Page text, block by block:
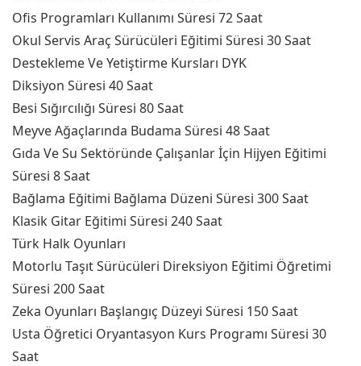
Ofis Programları Kullanımı Süresi 72 Saat
Okul Servis Araç Sürücüleri Eğitimi Süresi 30 Saat
Destekleme Ve Yetiştirme Kursları DYK
Diksiyon Süresi 40 Saat
Besi Sığırcılığı Süresi 80 Saat
Meyve Ağaçlarında Budama Süresi 48 Saat
Gıda Ve Su Sektöründe Çalışanlar İçin Hijyen Eğitimi
Süresi 8 Saat
Bağlama Eğitimi Bağlama Düzeni Süresi 300 Saat
Klasik Gitar Eğitimi Süresi 240 Saat
Türk Halk Oyunları
Motorlu Taşıt Sürücüleri Direksiyon Eğitimi Öğretimi
Süresi 200 Saat
Zeka Oyunları Başlangıç Düzeyi Süresi 150 Saat
Usta Öğretici Oryantasyon Kurs Programı Süresi 30
Saat